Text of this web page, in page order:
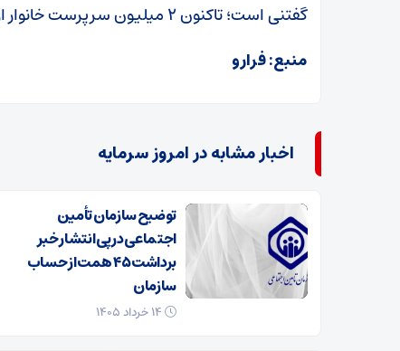
گفتنی است؛ تاکنون ۲ میلیون سرپرست خانوار از اعتبار کالابرگ الکترونیکی خود استفاده کرده‌اند.
منبع: فرارو
اخبار مشابه در امروز سرمایه
توضیح سازمان تأمین
اجتماعی در پی انتشار خبر
برداشت ۴۵ همت از حساب
سازمان